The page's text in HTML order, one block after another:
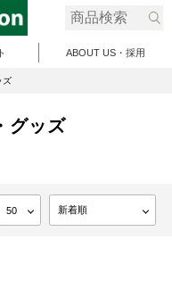
ABOUT US・採用
ズ
グッズ